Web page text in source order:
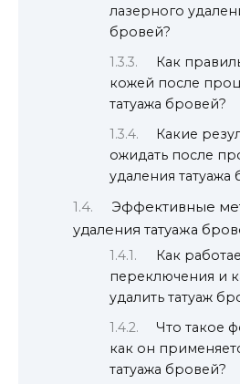
лазерного
бровей?
Как
кожей после
татуажа бровей?
Какие
ожидать после
удаления татуажа
Эффективные
удаления татуажа
Как
переключения и
удалить татуаж
Что такое
как он
татуажа бровей?